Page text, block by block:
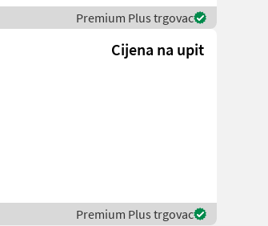
Premium Plus trgovac
Cijena na upit
Premium Plus trgovac